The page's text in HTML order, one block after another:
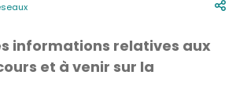
informations relatives aux
et à venir sur la